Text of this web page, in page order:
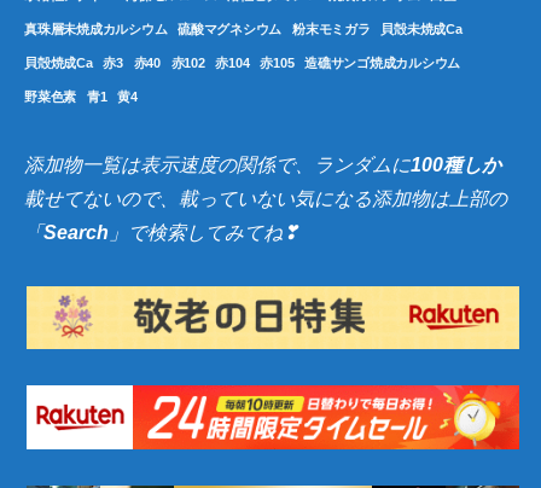
真珠層未焼成カルシウム 硫酸マグネシウム 粉末モミガラ 貝殻未焼成Ca
貝殻焼成Ca 赤3 赤40 赤102 赤104 赤105 造礁サンゴ焼成カルシウム
野菜色素 青1 黄4
添加物一覧は表示速度の関係で、ランダムに100種しか
載せてないので、載っていない気になる添加物は上部の
「Search 」で検索してみてね❣